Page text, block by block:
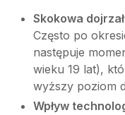
Skokowa
Często po
następuje
wieku 19 lat),
wyższy poziom
Wpływ